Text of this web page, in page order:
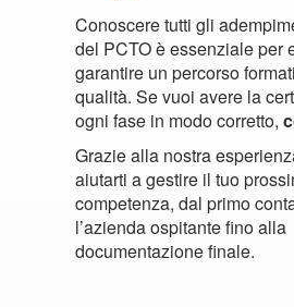
Conoscere tutti gli
del PCTO è essenziale per
garantire un percorso
qualità. Se vuoi avere la
ogni fase in modo corretto,
Grazie alla nostra
aiutarti a gestire il tuo
competenza, dal primo
l’azienda ospitante fino alla
documentazione finale.